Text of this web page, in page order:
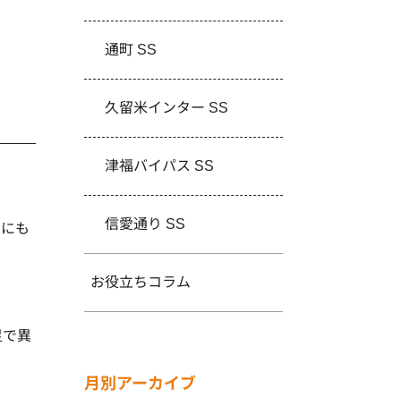
も
異
通町 SS
久留米インター SS
津福バイパス SS
信愛通り SS
お役立ちコラム
月別アーカイブ